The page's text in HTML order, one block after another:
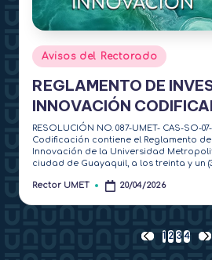
Publicado
en
Avisos del Rectorado
REGLAMENTO DE
INNOVACIÓN
RESOLUCIÓN NO. 087-UMET- CAS-SO-
Codificación contiene el Reglamento
Innovación de la Universidad
ciudad de Guayaquil, a los treinta y un
Publicado
Rector UMET 20/04/2026
PaginaciónPÁGINA
1 2 3 4